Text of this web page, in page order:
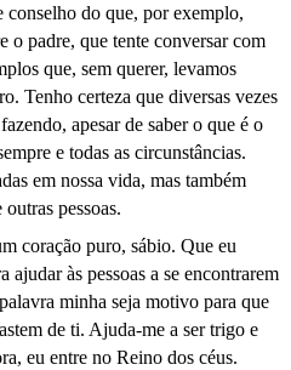
conselho do que, por exemplo,
o padre, que tente conversar com
que, sem querer, levamos
Tenho certeza que diversas vezes
apesar de saber o que é o
e todas as circunstâncias.
em nossa vida, mas também
pessoas.
coração puro, sábio. Que eu
ajudar às pessoas a se encontrarem
minha seja motivo para que
de ti. Ajuda-me a ser trigo e
eu entre no Reino dos céus.